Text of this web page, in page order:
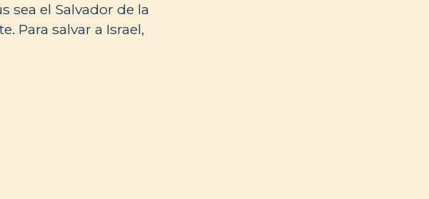
sea el Salvador de la
Para salvar a Israel,